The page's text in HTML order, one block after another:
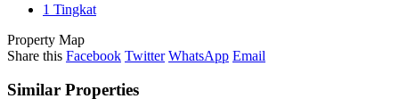
1 Tingkat
Property Map
Share this Facebook Twitter WhatsApp Email
Similar Properties